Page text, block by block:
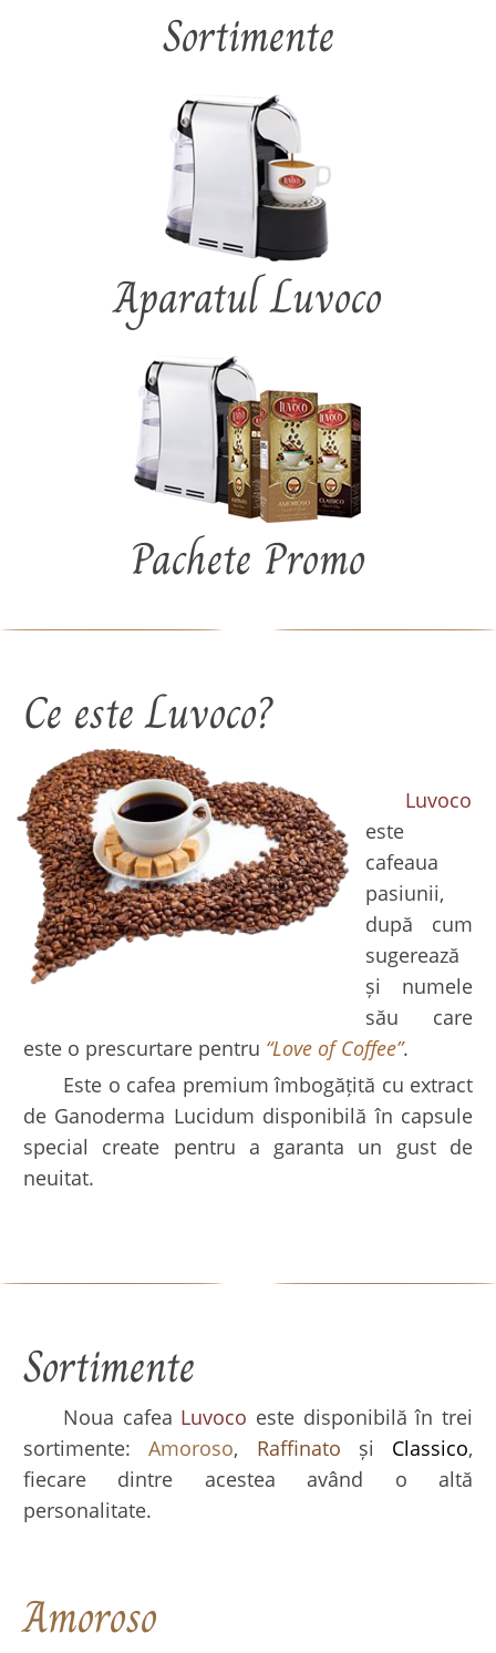
Sortimente
Aparatul Luvoco
Pachete Promo
Ce este Luvoco?
Luvoco
este
cafeaua
pasiunii,
după cum
sugerează
și numele
său care
este o prescurtare pentru “Love of Coffee”.
Este o cafea premium îmbogățită cu extract
de Ganoderma Lucidum disponibilă în capsule
special create pentru a garanta un gust de
neuitat.
Sortimente
Noua cafea Luvoco este disponibilă în trei
sortimente:Amoroso, Raffinato și Classico,
fiecare dintre acestea având o altă
personalitate.
Amoroso